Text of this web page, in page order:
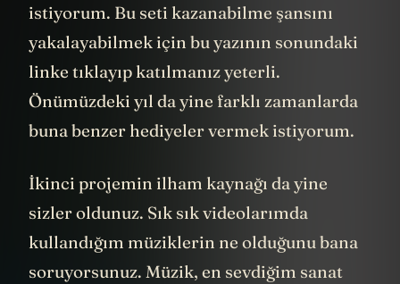
istiyorum. Bu seti kazanabilme şansını
yakalayabilmek için bu yazının sonundaki
linke tıklayıp katılmanız yeterli.
Önümüzdeki yıl da yine farklı zamanlarda
buna benzer hediyeler vermek istiyorum.
İkinci projemin ilham kaynağı da yine
sizler oldunuz. Sık sık videolarımda
kullandığım müziklerin ne olduğunu bana
soruyorsunuz. Müzik, en sevdiğim sanat